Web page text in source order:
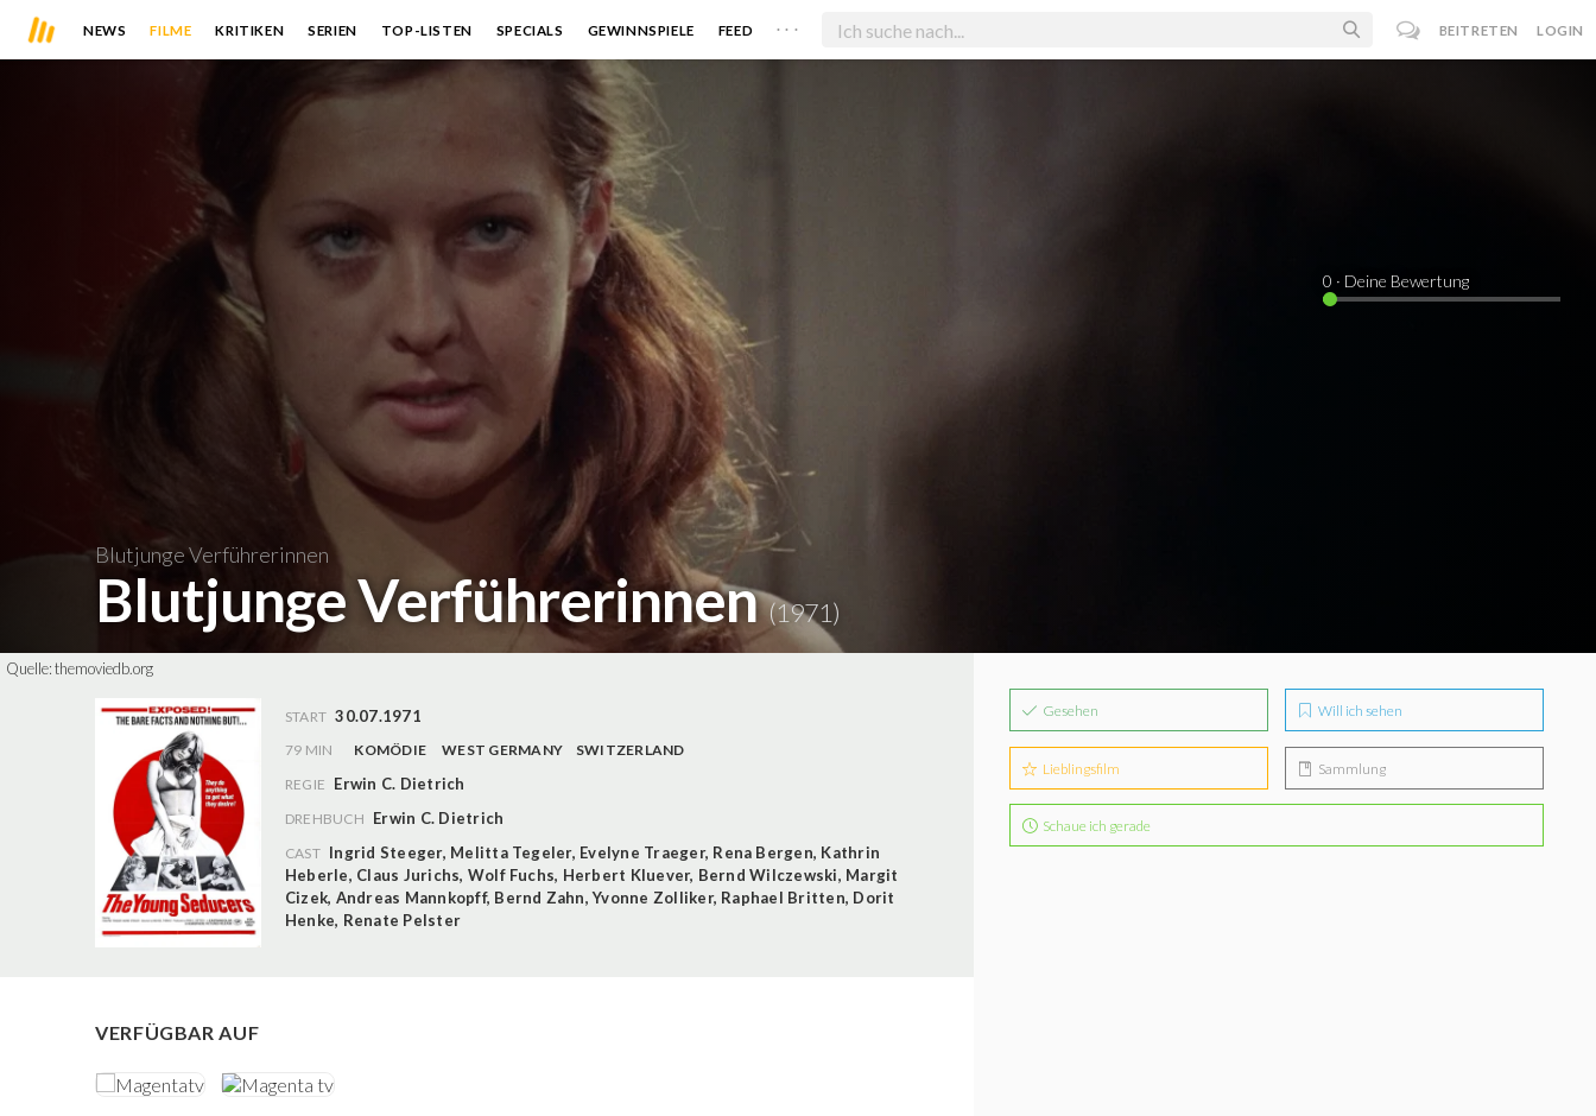
NEWS FILME KRITIKEN SERIEN TOP-LISTEN SPECIALS GEWINNSPIELE FEED . . . BEITRETEN LOGIN
Blutjunge Verführerinnen
Blutjunge Verführerinnen(1971)
0 · Deine Bewertung
Quelle:themoviedb.org
START 30.07.1971
79 MIN KOMÖDIE WEST GERMANY
SWITZERLAND
REGIE Erwin C. Dietrich
DREHBUCH Erwin C. Dietrich
CAST Ingrid Steeger, Melitta Tegeler, Evelyne Traeger, Rena Bergen, Kathrin
Heberle, Claus Jurichs, Wolf Fuchs, Herbert Kluever, Bernd Wilczewski, Margit
Cizek, Andreas Mannkopff, Bernd Zahn,Yvonne Zolliker, Raphael Britten, Dorit
Henke, Renate Pelster
VERFÜGBAR AUF
Gesehen Will ich sehen
Lieblingsfilm Sammlung
Schaue ich gerade